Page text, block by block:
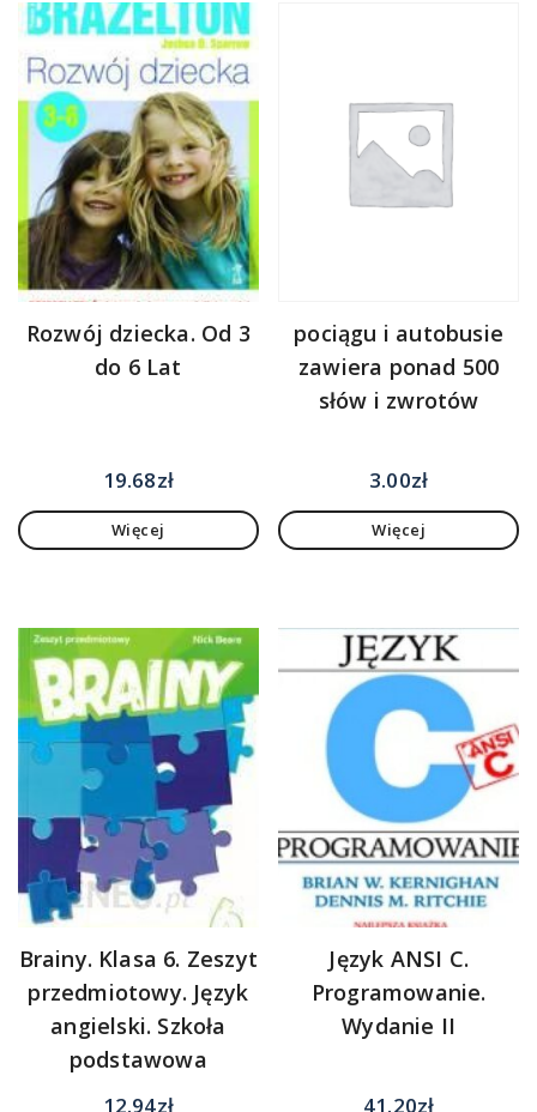
Rozwój dziecka. Od 3
do 6 Lat
19.68zł
Więcej
pociągu i autobusie
zawiera ponad 500
słów i zwrotów
3.00zł
Więcej
Brainy. Klasa 6. Zeszyt
przedmiotowy. Język
angielski. Szkoła
podstawowa
12.94zł
Język ANSI C.
Programowanie.
Wydanie II
41.20zł